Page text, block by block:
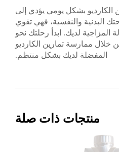
الكارديو بشكل يومي يؤدي إلى
البدنية والنفسية، فهي تقوي
لديك. ابدأ رحلتك نحو
ممارسة تمارين الكارديو
المفضلة لديك بشكل منتظم.
منتجات ذات صلة